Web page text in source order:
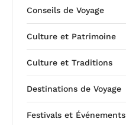
Conseils de Voyage
Culture et Patrimoine
Culture et Traditions
Destinations de Voyage
Festivals et Événements